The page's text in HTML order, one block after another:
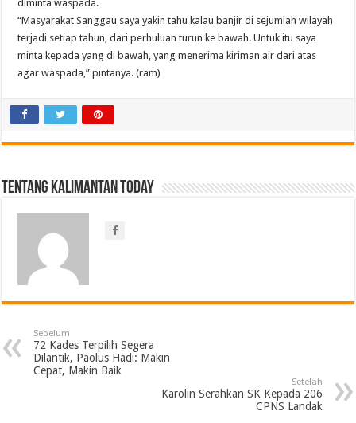
diminta waspada.
“Masyarakat Sanggau saya yakin tahu kalau banjir di sejumlah wilayah
terjadi setiap tahun, dari perhuluan turun ke bawah. Untuk itu saya
minta kepada yang di bawah, yang menerima kiriman air dari atas
agar waspada,” pintanya. (ram)
Tentang Kalimantan Today
Sebelum
72 Kades Terpilih Segera
Dilantik, Paolus Hadi: Makin
Cepat, Makin Baik
Setelah
Karolin Serahkan SK Kepada 206
CPNS Landak